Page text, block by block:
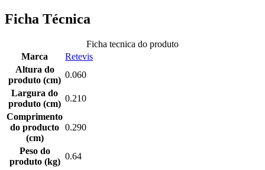
Ficha Técnica
Ficha tecnica do produto
Marca
Retevis
Altura do
produto (cm)
0.060
Largura do
produto (cm)
0.210
Comprimento
do producto
(cm)
0.290
Peso do
produto (kg)
0.64